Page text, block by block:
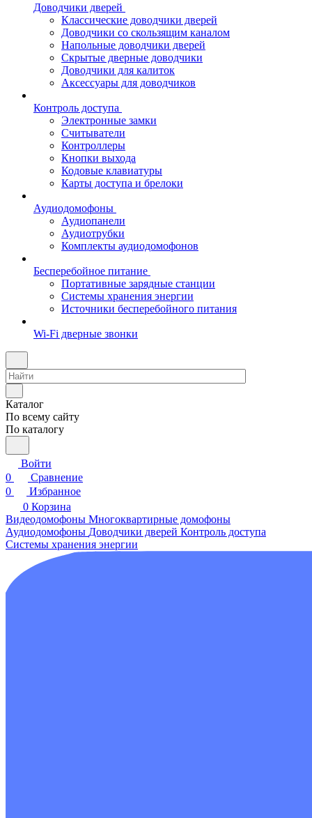
Доводчики дверей
Классические доводчики дверей
Доводчики со скользящим каналом
Напольные доводчики дверей
Скрытые дверные доводчики
Доводчики для калиток
Аксессуары для доводчиков
Контроль доступа
Электронные замки
Считыватели
Контроллеры
Кнопки выхода
Кодовые клавиатуры
Карты доступа и брелоки
Аудиодомофоны
Аудиопанели
Аудиотрубки
Комплекты аудиодомофонов
Бесперебойное питание
Портативные зарядные станции
Системы хранения энергии
Источники бесперебойного питания
Wi-Fi дверные звонки
Каталог
По всему сайту
По каталогу
Войти
0
Сравнение
0
Избранное
0 Корзина
Видеодомофоны Многоквартирные домофоны
Аудиодомофоны Доводчики дверей Контроль доступа
Системы хранения энергии